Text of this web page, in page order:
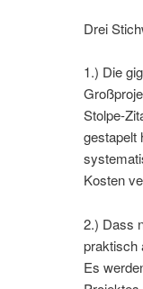
Drei
1.) Die
Stolpe-
gestapelt
Kosten
2.) Dass
praktisch
Es